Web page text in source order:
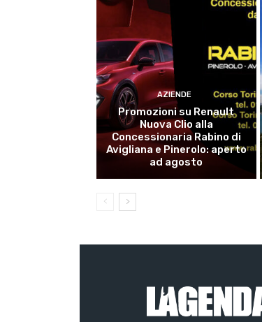
AZIENDE
Promozioni su Renault
Nuova Clio alla
Concessionaria Rabino di
Avigliana e Pinerolo: aperto
ad agosto